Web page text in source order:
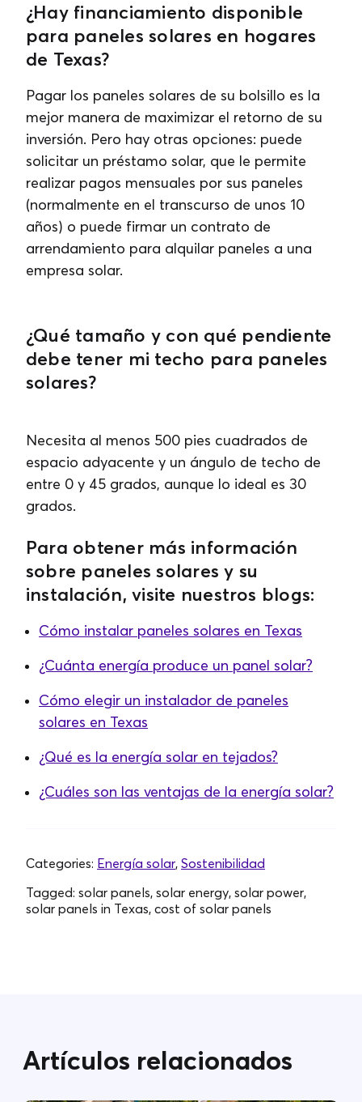
¿Hay financiamiento disponible
para paneles solares en hogares
de Texas?
Pagar los paneles solares de su bolsillo es la
mejor manera de maximizar el retorno de su
inversión. Pero hay otras opciones: puede
solicitar un préstamo solar, que le permite
realizar pagos mensuales por sus paneles
(normalmente en el transcurso de unos 10
años) o puede firmar un contrato de
arrendamiento para alquilar paneles a una
empresa solar.
¿Qué tamaño y con qué pendiente
debe tener mi techo para paneles
solares?
Necesita al menos 500 pies cuadrados de
espacio adyacente y un ángulo de techo de
entre 0 y 45 grados, aunque lo ideal es 30
grados.
Para obtener más información
sobre paneles solares y su
instalación, visite nuestros blogs:
Cómo instalar paneles solares en Texas
¿Cuánta energía produce un panel solar?
Cómo elegir un instalador de paneles
solares en Texas
¿Qué es la energía solar en tejados?
¿Cuáles son las ventajas de la energía solar?
Categories: Energía solar, Sostenibilidad
Tagged: solar panels, solar energy, solar power,
solar panels in Texas, cost of solar panels
Artículos relacionados